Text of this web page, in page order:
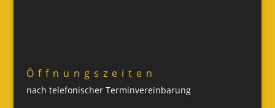
Öffnungszeiten
nach telefonischer Terminvereinbarung